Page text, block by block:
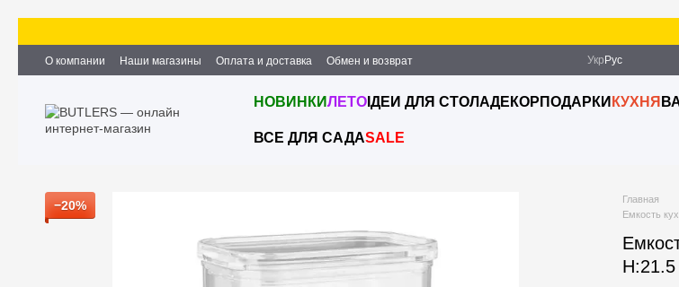
О компании Наши магазины Оплата и доставка
Обмен и возврат
Партнёрство и сотрудничество
Вакансии Контактная информация
Укр Рус
НОВИНКИЛЕТО ІДЕИ ДЛЯ СТОЛАДЕКОР ПОДАРКИ КУХНЯ
ВСЕ ДЛЯ САДАSALE
−20% Главная
Емкость